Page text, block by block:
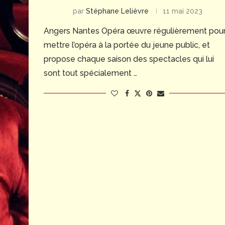
parStéphane Lelièvre 11 mai 2023
Angers Nantes Opéra œuvre régulièrement
mettre l’opéra à la portée du jeune public, et
propose chaque saison des spectacles qui lui
sont tout spécialement …